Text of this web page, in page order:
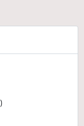
et tailleur de pierre
canal et vanne nord
and India" (Inde)